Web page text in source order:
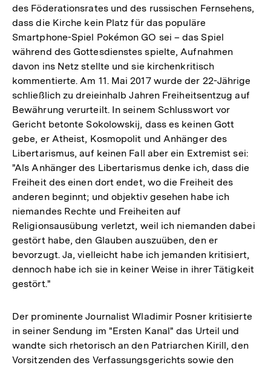
des Föderationsrates und des russischen Fernsehens,
dass die Kirche kein Platz für das populäre
Smartphone-Spiel Pokémon GO sei – das Spiel
während des Gottesdienstes spielte, Aufnahmen
davon ins Netz stellte und sie kirchenkritisch
kommentierte. Am 11. Mai 2017 wurde der 22-Jährige
schließlich zu dreieinhalb Jahren Freiheitsentzug auf
Bewährung verurteilt. In seinem Schlusswort vor
Gericht betonte Sokolowskij, dass es keinen Gott
gebe, er Atheist, Kosmopolit und Anhänger des
Libertarismus, auf keinen Fall aber ein Extremist sei:
"Als Anhänger des Libertarismus denke ich, dass die
Freiheit des einen dort endet, wo die Freiheit des
anderen beginnt; und objektiv gesehen habe ich
niemandes Rechte und Freiheiten auf
Religionsausübung verletzt, weil ich niemanden dabei
gestört habe, den Glauben auszuüben, den er
bevorzugt. Ja, vielleicht habe ich jemanden kritisiert,
dennoch habe ich sie in keiner Weise in ihrer Tätigkeit
gestört."
Der prominente Journalist Wladimir Posner kritisierte
in seiner Sendung im "Ersten Kanal" das Urteil und
wandte sich rhetorisch an den Patriarchen Kirill, den
Vorsitzenden des Verfassungsgerichts sowie den